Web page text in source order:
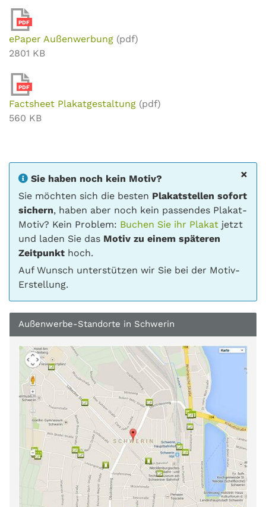
PDF
ePaper Außenwerbung (pdf)
2801 KB
PDF
Factsheet Plakatgestaltung (pdf)
560 KB
×
Sie haben noch kein Motiv?
Sie möchten sich die besten Plakatstellen sofort
sichern, haben aber noch kein passendes Plakat-
Motiv? Kein Problem: Buchen Sie ihr Plakat jetzt
und laden Sie das Motiv zu einem späteren
Zeitpunkt hoch.
Auf Wunsch unterstützen wir Sie bei der Motiv-
Erstellung.
Außenwerbe-Standorte in Schwerin